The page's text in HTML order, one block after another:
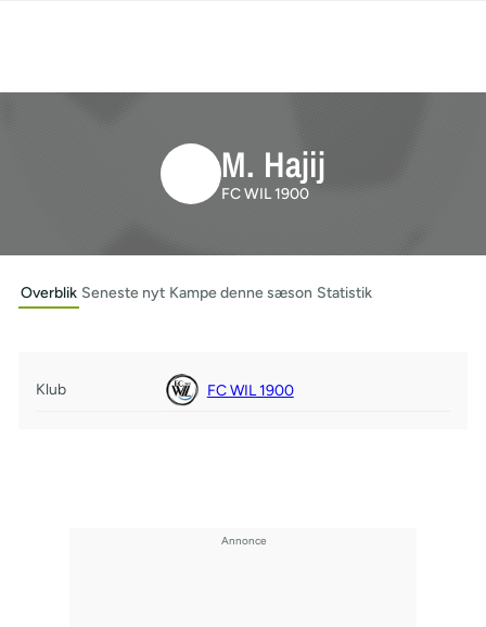
M. Hajij
FC WIL 1900
Overblik Seneste nyt Kampe denne sæson Statistik
Klub FC WIL 1900